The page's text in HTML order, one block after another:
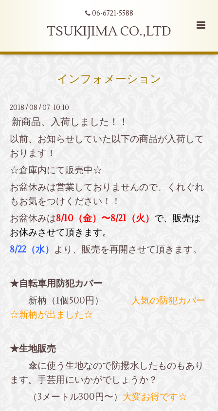
06-6721-5588
TSUKIJIMA CO.,LTD
インフォメーション
2018 / 08 / 07 10:10
新商品、入荷しました！！
以前、お知らせしていた以下の商品が入荷して
おります！
☆倉庫内にて販売中☆
お盆休みは営業しておりませんので、くれぐれ
もお気をつけください！！
お盆休みは8/10（金）〜8/21（火） で、販売は
お休みさせて頂きます。
8/22（水） より、販売を再開させて頂きます。
★自転車用防犯カバー
新柄（1個500円） 人気の防犯カバー
☆新柄が出ました☆
★生地販売
傘に使う生地なので防撥水したものもあり
ます。手芸用にいかがでしょうか？
（3メートル300円〜） 大変お得です☆